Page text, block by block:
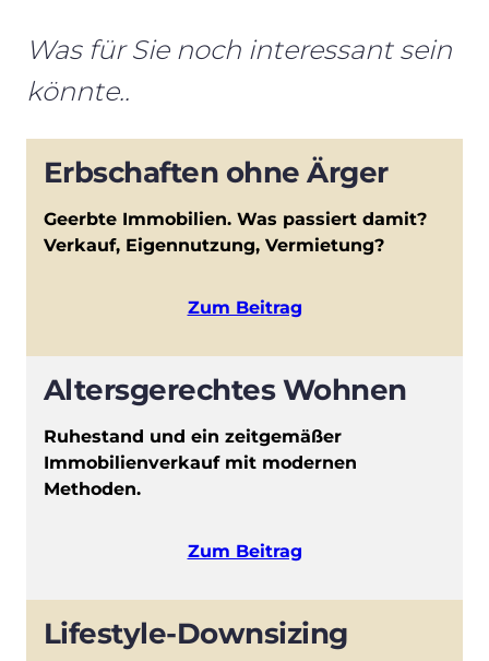
Was für Sie noch interessant sein
könnte..
Erbschaften ohne Ärger
Geerbte Immobilien. Was passiert damit?
Verkauf, Eigennutzung, Vermietung?
Zum Beitrag
Altersgerechtes Wohnen
Ruhestand und ein zeitgemäßer
Immobilienverkauf mit modernen
Methoden.
Zum Beitrag
Lifestyle-Downsizing